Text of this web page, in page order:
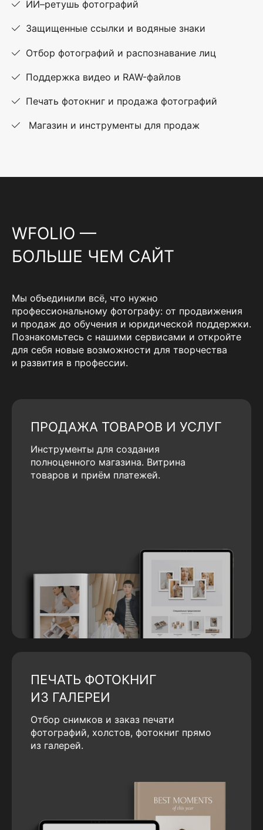
ИИ–ретушь фотографий
Защищенные ссылки и водяные знаки
Отбор фотографий и распознавание лиц
Поддержка видео и RAW-файлов
Печать фотокниг и продажа фотографий
Магазин и инструменты для продаж
WFOLIO —
БОЛЬШЕ ЧЕМ САЙТ
Мы объединили всё, что нужно
профессиональному фотографу: от продвижения
и продаж до обучения и юридической поддержки.
Познакомьтесь с нашими сервисами и откройте
для себя новые возможности для творчества
и развития в профессии.
ПРОДАЖА ТОВАРОВ И УСЛУГ
Инструменты для создания
полноценного магазина. Витрина
товаров и приём платежей.
ПЕЧАТЬ ФОТОКНИГ
ИЗ ГАЛЕРЕИ
Отбор снимков и заказ печати
фотографий, холстов, фотокниг прямо
из галерей.